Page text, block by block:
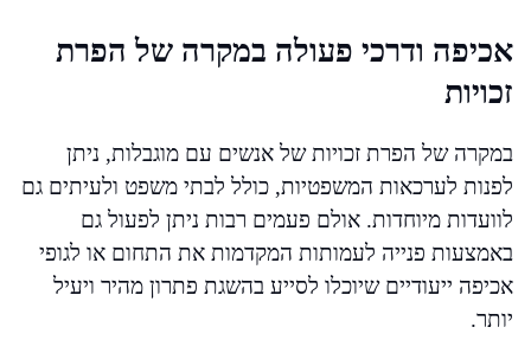
אכיפה ודרכי פעולה במקרה של הפרת
זכויות
במקרה של הפרת זכויות של אנשים עם מוגבלות, ניתן
לפנות לערכאות המשפטיות, כולל לבתי משפט ולעיתים גם
לוועדות מיוחדות. אולם פעמים רבות ניתן לפעול גם
באמצעות פנייה לעמותות המקדמות את התחום או לגופי
אכיפה ייעודיים שיוכלו לסייע בהשגת פתרון מהיר ויעיל
יותר.